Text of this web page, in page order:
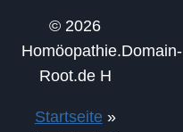
© 2026
Homöopathie.Domain-
Root.de H
Startseite»